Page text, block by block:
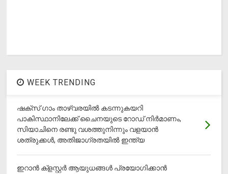
WEEK TRENDING
ഷക്സ് ​ഗാം താഴ്‌വരയിൽ കടന്നുകയറി
പാകിസ്ഥാനിലേക്ക് ചൈനയുടെ റോഡ് നിർമാണം,
സിയാചിനെ രണ്ടു വശത്തുനിന്നും വളയാൻ
ശത്രുക്കൾ, അതിജാ​ഗ്രതയിൽ ഇന്ത്യ
ഇറാന്‍ ക്‌ളസ്റ്റര്‍ ആയുധങ്ങള്‍ പ്രയോഗിക്കാന്‍